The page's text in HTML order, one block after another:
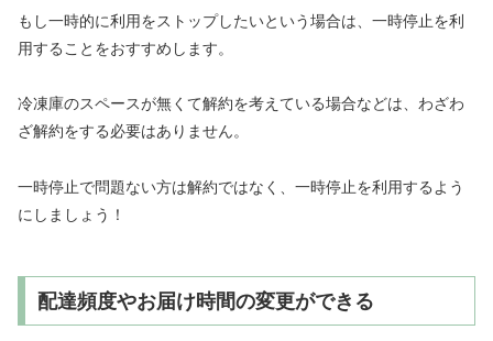
もし一時的に利用をストップしたいという場合は、一時停止を利
用することをおすすめします。
冷凍庫のスペースが無くて解約を考えている場合などは、わざわ
ざ解約をする必要はありません。
一時停止で問題ない方は解約ではなく、一時停止を利用するよう
にしましょう！
配達頻度やお届け時間の変更ができる